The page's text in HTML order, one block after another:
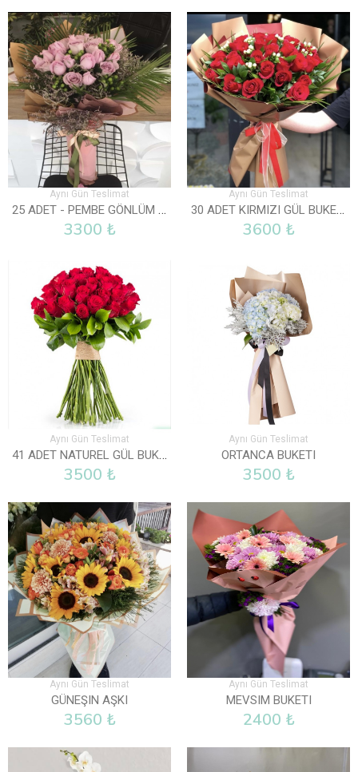
Aynı Gün Teslimat
25 ADET - PEMBE GÖNLÜM SENDE
3300 ₺
Aynı Gün Teslimat
30 ADET KIRMIZI GÜL BUKETI
3600 ₺
Aynı Gün Teslimat
41 ADET NATUREL GÜL BUKETI
3500 ₺
Aynı Gün Teslimat
ORTANCA BUKETI
3500 ₺
Aynı Gün Teslimat
GÜNEŞIN AŞKI
3560 ₺
Aynı Gün Teslimat
MEVSIM BUKETI
2400 ₺